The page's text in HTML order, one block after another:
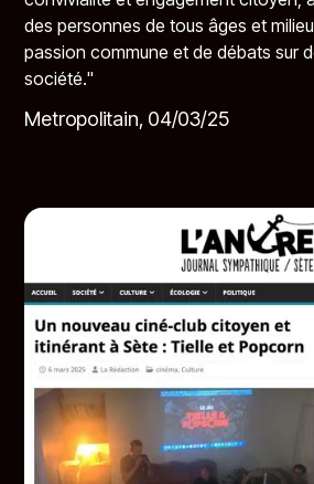
des personnes de tous âges et
passion commune et de débats sur
société.​"
Metropolitain, 04/03/25